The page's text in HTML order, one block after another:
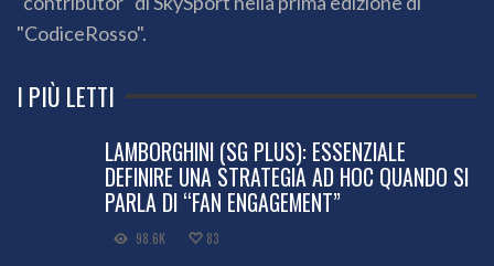
"CodiceRosso".
I PIÙ LETTI
LAMBORGHINI (SG PLUS): ESSENZIALE
DEFINIRE UNA STRATEGIA AD HOC QUANDO SI
PARLA DI “FAN ENGAGEMENT”
98.6K 83